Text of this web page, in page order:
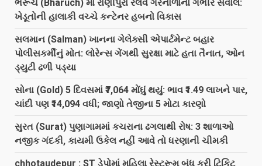
ભરૂચ (Bharuch) માં રાણીપુરા રેલવે ગરનાળાનો ગંભીર સવાલ:
ખેડૂતોની હાલાકી વચ્ચે કન્ટેનર હબનો વિકાસ
સલમાન (Salman) ખાનના ગેલેક્સી એપાર્ટમેન્ટ બહાર
પોલીસકર્મીનું મોત: લોરેન્સ ગેંગથી સુરક્ષા માટે હતા તૈનાત, ઓન
ડ્યુટી ઢળી પડ્યા
સોના (Gold) 5 દિવસમાં ₹7,064 મોંઘું થયું: ભાવ ₹1.49 લાખને પાર,
ચાંદી પણ ₹14,094 વધી; જાણો તેજીના 5 મોટા કારણો
સુરત (Surat) પુણાગામમાં કચરાના ઢગલાથી રોષ: 3 શાળાઓ
નજીક ગંદકી, કાયમી ઉકેલ નહીં આવે તો ધરણાની ચીમકી
chhotaudepur : ST ડેપોમાં મહિલા રેસ્ટરૂમ બંધ કરી ટિકિટ